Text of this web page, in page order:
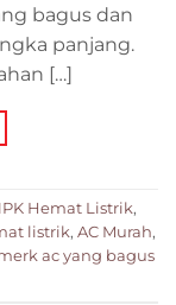
bagus dan
panjang.
[…]
Hemat Listrik,
listrik, AC Murah,
ac yang bagus